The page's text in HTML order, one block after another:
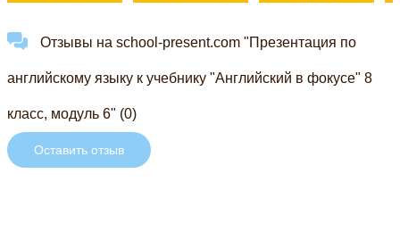
Отзывы на school-present.com "Презентация по
английскому языку к учебнику "Английский в фокусе" 8
класс, модуль 6" (0)
Оставить отзыв